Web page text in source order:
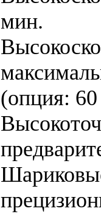
мин.
(опция: